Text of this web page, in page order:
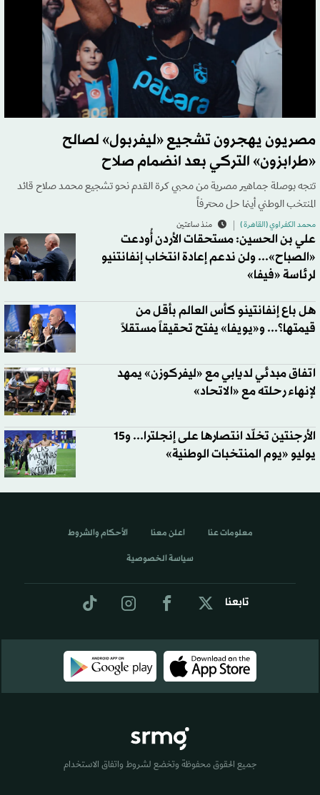
مصريون يهجرون تشجيع «ليفربول» لصالح
«طرابزون» التركي بعد انضمام صلاح
تتجه بوصلة جماهير مصرية من محبي كرة القدم نحو تشجيع محمد صلاح قائد
المنتخب الوطني أينما حل محترفاً
محمد الكفراوي (القاهرة ) منذ ساعتين
علي بن الحسين: مستحقات الأردن أُودعت
«الصباح»... ولن ندعم إعادة انتخاب إنفانتنيو
لرئاسة «فيفا»
هل باع إنفانتينو كأس العالم بأقل من
قيمتها؟... و«يويفا» يفتح تحقيقاً مستقلاً
اتفاق مبدئي لديابي مع «ليفركوزن» يمهد
لإنهاء رحلته مع «الاتحاد»
الأرجنتين تخلّد انتصارها على إنجلترا... و15
يوليو «يوم المنتخبات الوطنية»
تابعنا
معلومات عنا اعلن معنا الأحكام والشروط
سياسة الخصوصية
جميع الحقوق محفوظة وتخضع لشروط واتفاق الاستخدام